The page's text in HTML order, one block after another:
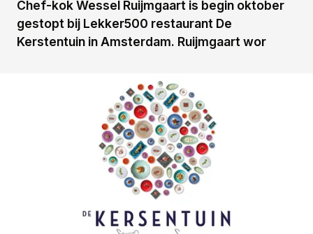
Chef-kok Wessel Ruijmgaart is begin oktober
gestopt bij Lekker500 restaurant De
Kerstentuin in Amsterdam. Ruijmgaart wor